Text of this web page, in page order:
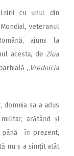
cu unul din
veteranul
ajuns la
acesta, de Ziua
„Vrednicia
sa a adus
arătând și
până în prezent,
nu s‑a simțit atât